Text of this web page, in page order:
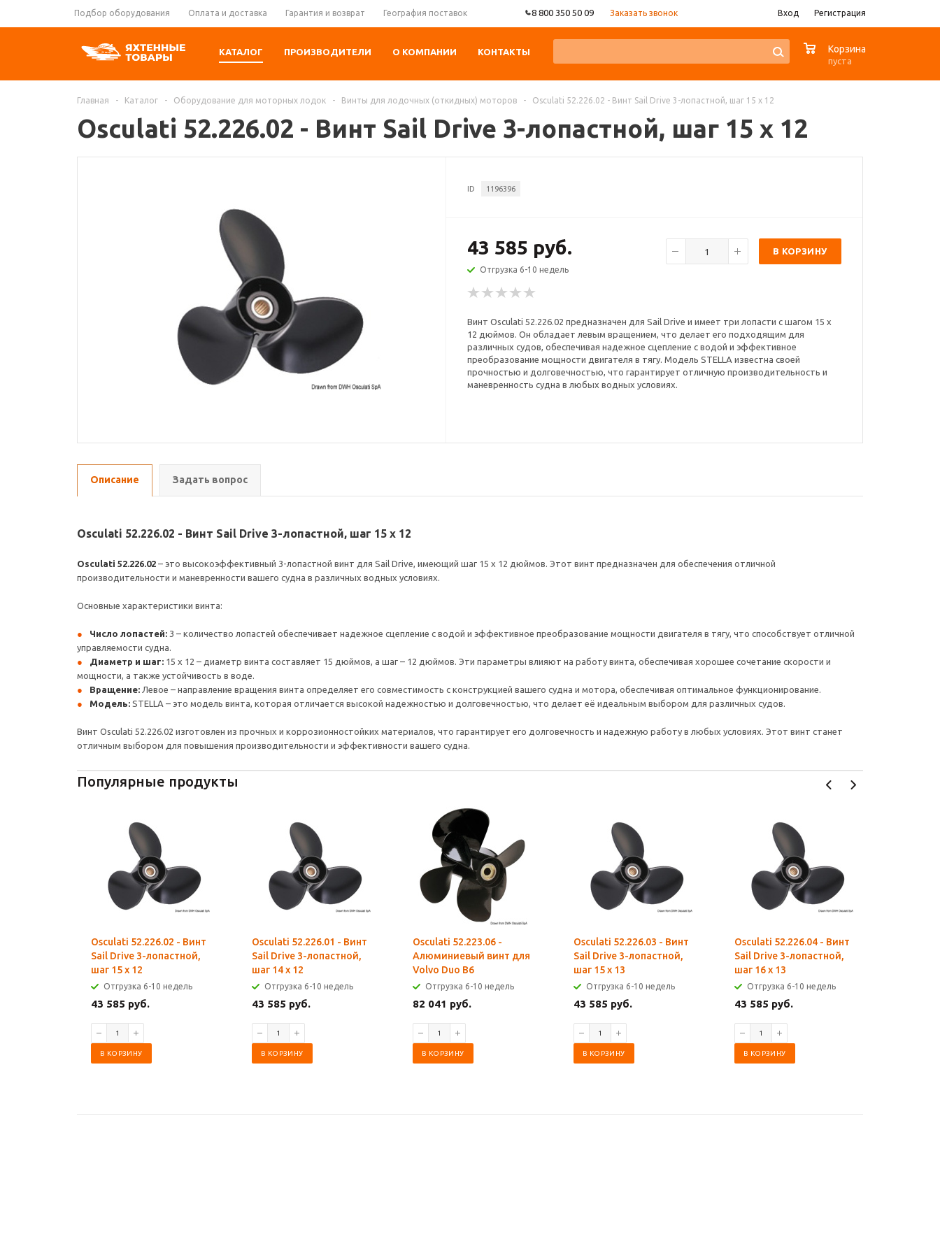
Подбор оборудования Оплата и доставка Гарантия и возврат География поставок 8 800 350 50 09 Заказать звонок Вход Регистрация
КАТАЛОГ ПРОИЗВОДИТЕЛИ О КОМПАНИИ КОНТАКТЫ Корзина
пуста
Главная - Каталог - Оборудование для моторных лодок - Винты для лодочных (откидных) моторов - Osculati 52.226.02 - Винт Sail Drive 3-лопастной, шаг 15 х 12
Osculati 52.226.02 - Винт Sail Drive 3-лопастной, шаг 15 х 12
ID 1196396
43 585 руб.
Отгрузка 6-10 недель
В КОРЗИНУ
Винт Osculati 52.226.02 предназначен для Sail Drive и имеет три лопасти с шагом 15 х
12 дюймов. Он обладает левым вращением, что делает его подходящим для
различных судов, обеспечивая надежное сцепление с водой и эффективное
преобразование мощности двигателя в тягу. Модель STELLA известна своей
прочностью и долговечностью, что гарантирует отличную производительность и
маневренность судна в любых водных условиях.
Описание Задать вопрос
Osculati 52.226.02 - Винт Sail Drive 3-лопастной, шаг 15 х 12
Osculati 52.226.02 – это высокоэффективный 3-лопастной винт для Sail Drive, имеющий шаг 15 х 12 дюймов. Этот винт предназначен для обеспечения отличной
производительности и маневренности вашего судна в различных водных условиях.
Основные характеристики винта:
Число лопастей: 3 – количество лопастей обеспечивает надежное сцепление с водой и эффективное преобразование мощности двигателя в тягу, что способствует отличной
управляемости судна.
Диаметр и шаг: 15 х 12 – диаметр винта составляет 15 дюймов, а шаг – 12 дюймов. Эти параметры влияют на работу винта, обеспечивая хорошее сочетание скорости и
мощности, а также устойчивость в воде.
Вращение: Левое – направление вращения винта определяет его совместимость с конструкцией вашего судна и мотора, обеспечивая оптимальное функционирование.
Модель: STELLA – это модель винта, которая отличается высокой надежностью и долговечностью, что делает её идеальным выбором для различных судов.
Винт Osculati 52.226.02 изготовлен из прочных и коррозионностойких материалов, что гарантирует его долговечность и надежную работу в любых условиях. Этот винт станет
отличным выбором для повышения производительности и эффективности вашего судна.
Популярные продукты
Osculati 52.226.02 - Винт
Sail Drive 3-лопастной,
шаг 15 х 12
Отгрузка 6-10 недель
43 585 руб.
В КОРЗИНУ
Osculati 52.226.01 - Винт
Sail Drive 3-лопастной,
шаг 14 х 12
Отгрузка 6-10 недель
43 585 руб.
В КОРЗИНУ
Osculati 52.223.06 -
Алюминиевый винт для
Volvo Duo B6
Отгрузка 6-10 недель
82 041 руб.
В КОРЗИНУ
Osculati 52.226.03 - Винт
Sail Drive 3-лопастной,
шаг 15 х 13
Отгрузка 6-10 недель
43 585 руб.
В КОРЗИНУ
Osculati 52.226.04 - Винт
Sail Drive 3-лопастной,
шаг 16 х 13
Отгрузка 6-10 недель
43 585 руб.
В КОРЗИНУ